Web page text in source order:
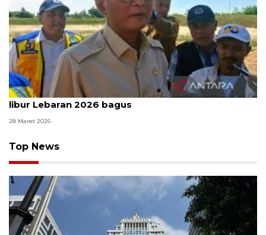
Menteri PU sebut kondisi jalan tol pada momen
libur Lebaran 2026 bagus
28 Maret 2026
Top News